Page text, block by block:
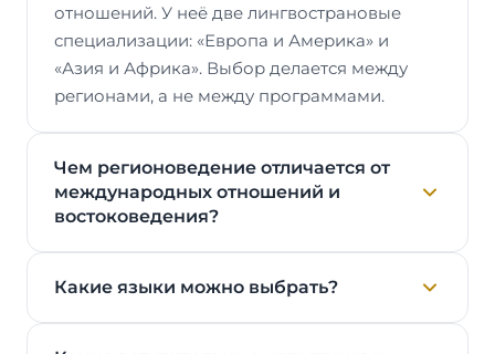
отношений. У неё две лингвострановые
специализации: «Европа и Америка» и
«Азия и Африка». Выбор делается между
регионами, а не между программами.
Чем регионоведение отличается от
международных отношений и
востоковедения?
Какие языки можно выбрать?